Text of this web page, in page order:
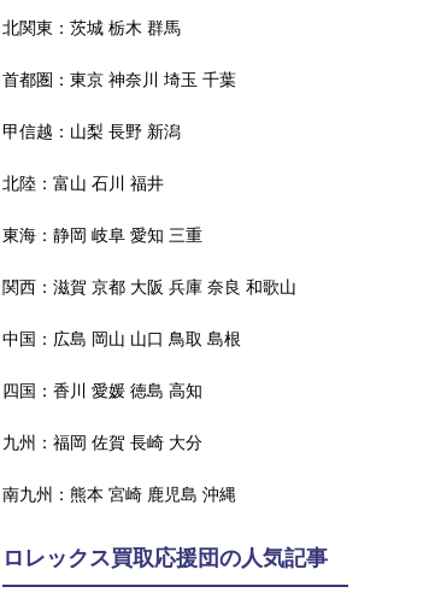
北関東： 茨城 栃木 群馬
首都圏： 東京 神奈川 埼玉 千葉
甲信越： 山梨 長野 新潟
北陸： 富山 石川 福井
東海： 静岡 岐阜 愛知 三重
関西： 滋賀 京都 大阪 兵庫 奈良 和歌山
中国： 広島 岡山 山口 鳥取 島根
四国： 香川 愛媛 徳島 高知
九州： 福岡 佐賀 長崎 大分
南九州： 熊本 宮崎 鹿児島 沖縄
ロレックス買取応援団の人気記事